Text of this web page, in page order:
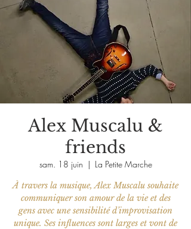
Alex Muscalu &
friends
sam. 18 juin
  |
La Petite Marche
À travers la musique, Alex Muscalu souhaite
communiquer son amour de la vie et des
gens avec une sensibilité d’improvisation
unique. Ses influences sont larges et vont de